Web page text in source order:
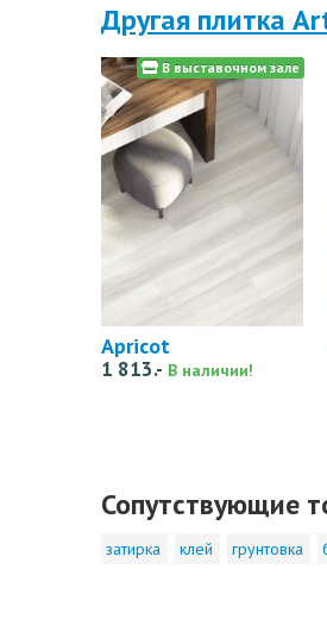
Другая плитка
Apricot
1 813.- В наличии!
В выставочном зале
Сопутствующие
затирка клей грунтовка